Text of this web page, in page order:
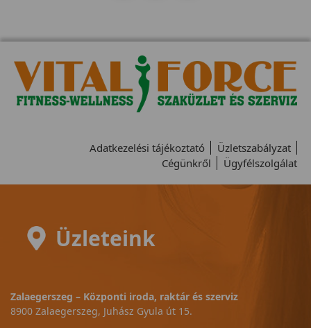
Adatkezelési tájékoztató
Üzletszabályzat
Cégünkről
Ügyfélszolgálat
Üzleteink
Zalaegerszeg – Központi iroda, raktár és szerviz
8900 Zalaegerszeg, Juhász Gyula út 15.